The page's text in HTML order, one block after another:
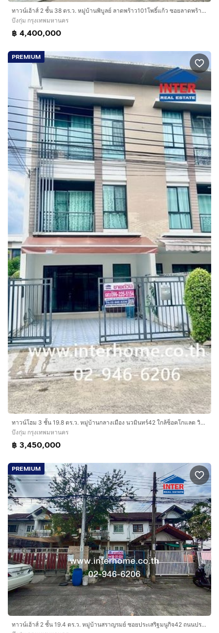
ทาวน์เฮ้าส์ 2 ชั้น 38 ตร.ว. หมู่บ้านพิบูลย์ ลาดพร้าว101โพธิ์แก้ว ซอยลาดพร้าว101 แยก48 ซอยนวมินทร์93 ถนนนวมินทร์ ถนนลาดพร้าว เขตบึงกุ่ม กรุงเ
บึงกุ่ม กรุงเทพมหานคร
฿ 4,400,000
PREMIUM
ทาวน์โฮม 3 ชั้น 19.8 ตร.ว. หมู่บ้านกลางเมือง นวมินทร์42 ใกล้ซ็อคโกแลต วิลล์ ซอยนวมินทร์42 ถนนนวมินทร์ ถนนประเสร็ฐมนูกิจ เขตบึงกุ่ม กรุงเทพ
บึงกุ่ม กรุงเทพมหานคร
฿ 3,450,000
PREMIUM
ทาวน์เฮ้าส์ 2 ชั้น 19.4 ตร.ว. หมู่บ้านสราญรมย์ ซอยประเสริฐมนูกิจ42 ถนนประเสริฐมนูกิจ เขตบึงกุ่ม กรุงเทพมหานคร